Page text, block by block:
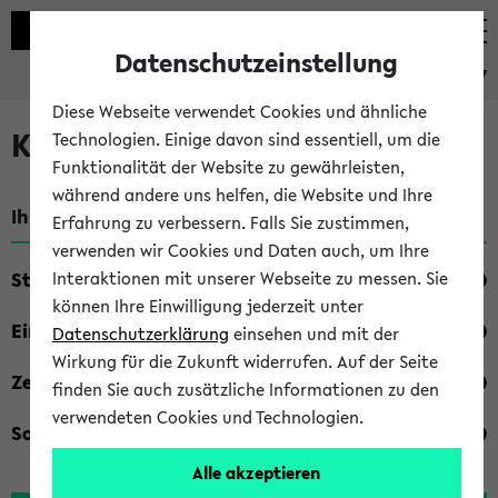
eKVV
Kombisuche im eKVV
Ihre Suchkriterien:
Studienfach
Einrichtung
Zeiten
Sonstiges
Datenschutzeinstellung
Diese Webseite verwendet Cookies und ähnliche
Technologien. Einige davon sind essentiell, um die
Funktionalität der Website zu gewährleisten,
während andere uns helfen, die Website und Ihre
Erfahrung zu verbessern. Falls Sie zustimmen,
verwenden wir Cookies und Daten auch, um Ihre
Interaktionen mit unserer Webseite zu messen. Sie
können Ihre Einwilligung jederzeit unter
Datenschutzerklärung einsehen und mit der
Wirkung für die Zukunft widerrufen. Auf der Seite
finden Sie auch zusätzliche Informationen zu den
verwendeten Cookies und Technologien.
Alle akzeptieren